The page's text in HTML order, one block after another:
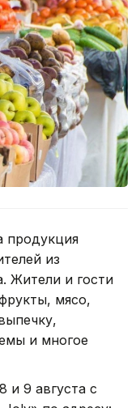
продукция
из
Жители и гости
мясо,
и многое
и 9 августа с